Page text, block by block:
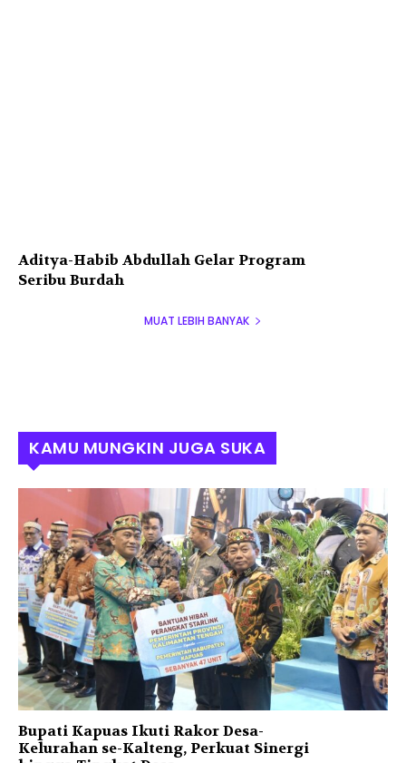
Aditya-Habib Abdullah Gelar Program
Seribu Burdah
MUAT LEBIH BANYAK
KAMU MUNGKIN JUGA SUKA
Bupati Kapuas Ikuti Rakor Desa-
Kelurahan se-Kalteng, Perkuat Sinergi